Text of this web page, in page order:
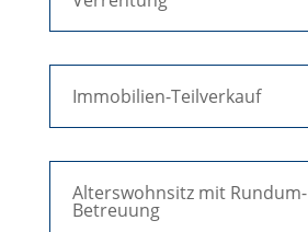
Immobilien-Teilverkauf
Alterswohnsitz mit Rundum-
Betreuung